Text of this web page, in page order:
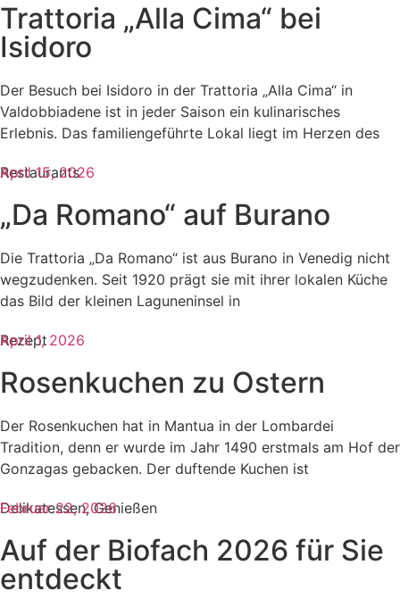
Trattoria „Alla Cima“ bei
Isidoro
Der Besuch bei Isidoro in der Trattoria „Alla Cima“ in
Valdobbiadene ist in jeder Saison ein kulinarisches
Erlebnis. Das familiengeführte Lokal liegt im Herzen des
Restaurants
„Da Romano“ auf Burano
Die Trattoria „Da Romano“ ist aus Burano in Venedig nicht
wegzudenken. Seit 1920 prägt sie mit ihrer lokalen Küche
das Bild der kleinen Laguneninsel in
April 15, 2026
Rezept
Rosenkuchen zu Ostern
Der Rosenkuchen hat in Mantua in der Lombardei
Tradition, denn er wurde im Jahr 1490 erstmals am Hof der
Gonzagas gebacken. Der duftende Kuchen ist
April 1, 2026
Delikatessen,Genießen
Auf der Biofach 2026 für Sie
entdeckt
Februar 22, 2026